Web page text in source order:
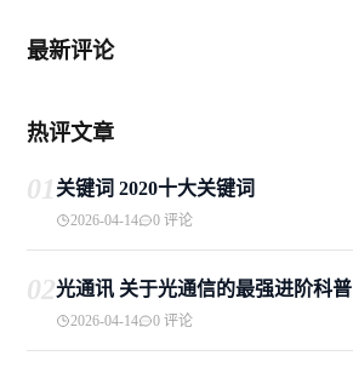
最新评论
热评文章
01关键词 2020十大关键词
2026-04-14 0 评论
02光通讯 关于光通信的最强进阶科普
2026-04-14 0 评论